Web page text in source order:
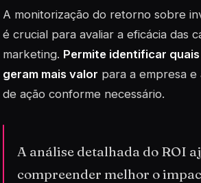
A monitorização do retorno sobre
é crucial para avaliar a eficácia das
marketing. Permite identificar
geram mais valor para a empresa e
de ação conforme necessário.
A análise detalhada do ROI
compreender melhor o